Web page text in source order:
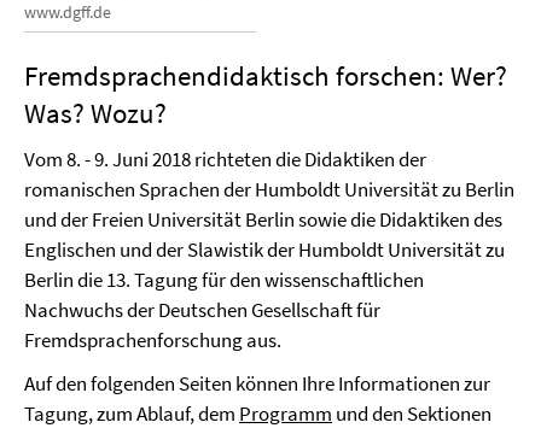
www.dgff.de
Fremdsprachendidaktisch forschen: Wer?
Was? Wozu?
Vom 8. - 9. Juni 2018 richteten die Didaktiken der
romanischen Sprachen der Humboldt Universität zu Berlin
und der Freien Universität Berlin sowie die Didaktiken des
Englischen und der Slawistik der Humboldt Universität zu
Berlin die 13. Tagung für den wissenschaftlichen
Nachwuchs der Deutschen Gesellschaft für
Fremdsprachenforschung aus.
Auf den folgenden Seiten können Ihre Informationen zur
Tagung, zum Ablauf, dem Programm und den Sektionen